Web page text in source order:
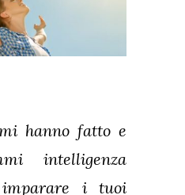
hanno fatto e
intelligenza
imparare i tuoi